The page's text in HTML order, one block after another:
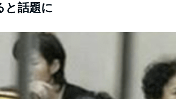
と話題に